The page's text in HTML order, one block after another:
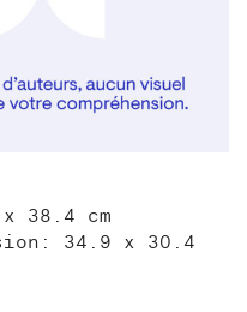
38.4 cm
34.9 x 30.4